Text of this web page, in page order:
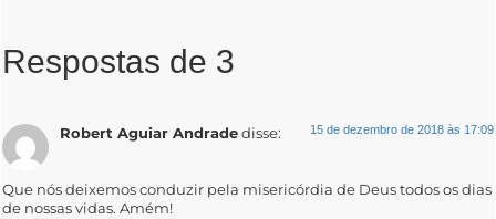
Respostas de 3
Robert Aguiar Andrade disse: 15 de dezembro de 2018 às 17:09
Que nós deixemos conduzir pela misericórdia de Deus todos os dias
de nossas vidas. Amém!